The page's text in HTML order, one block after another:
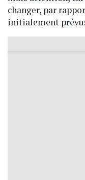
changer, par
initialement